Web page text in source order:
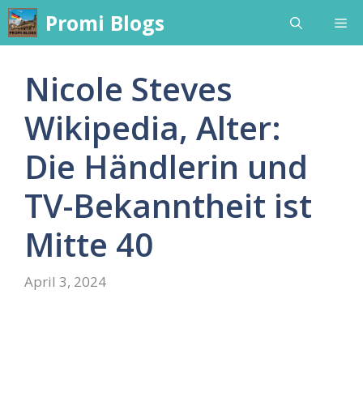
Skip
to
content
Promi Blogs
Nicole Steves
Wikipedia, Alter:
Die Händlerin und
TV-Bekanntheit ist
Mitte 40
April 3, 2024